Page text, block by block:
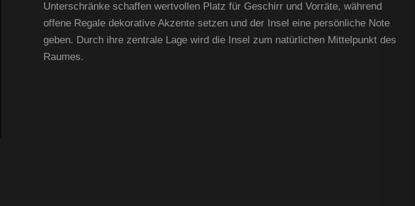
Unterschränke schaffen wertvollen Platz für Geschirr und Vorräte, während
offene Regale dekorative Akzente setzen und der Insel eine persönliche Note
geben. Durch ihre zentrale Lage wird die Insel zum natürlichen Mittelpunkt des
Raumes.